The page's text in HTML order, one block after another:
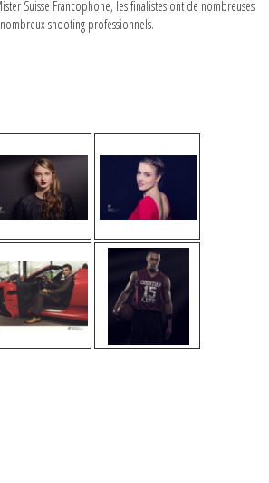
Suisse Francophone, les finalistes ont de nombreuses
shooting professionnels.